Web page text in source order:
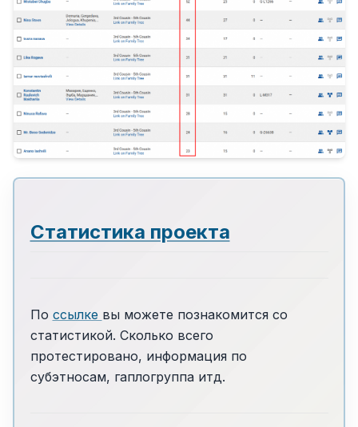
Статистика проекта
По ссылке вы можете познакомится со
статистикой. Сколько всего
протестировано, информация по
субэтносам, гаплогруппа итд.